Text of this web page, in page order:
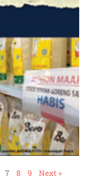
7 8 9 Next »